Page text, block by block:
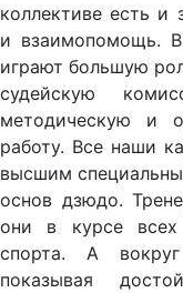
коллективе есть и
и взаимопомощь.
играют большую
судейскую
методическую и
работу. Все наши
высшим
основ дзюдо.
они в курсе всех
спорта. А
показывая